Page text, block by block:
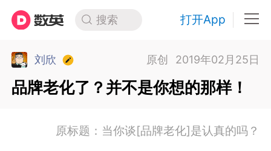
搜索 打开App
刘欣 原创 2019年02月25日
品牌老化了？并不是你想的那样！
原标题：当你谈[品牌老化]是认真的吗？